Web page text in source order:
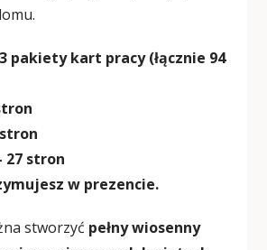
pakiety kart pracy (łącznie 94
27 stron
w prezencie.
stworzyć pełny wiosenny